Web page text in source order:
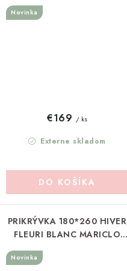
Novinka
Externe skladom
€169 / ks
DO KOŠÍKA
PRIKRÝVKA 180*260 HIVER
FLEURI BLANC MARICLO
Novinka